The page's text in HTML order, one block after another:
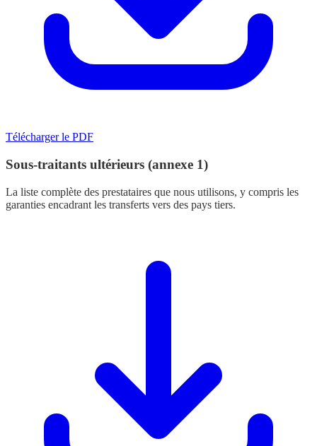
Télécharger le PDF
Sous-traitants ultérieurs (annexe 1)
La liste complète des prestataires que nous utilisons, y compris les
garanties encadrant les transferts vers des pays tiers.